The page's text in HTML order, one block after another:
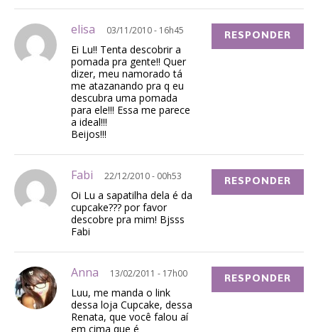
elisa 03/11/2010 - 16h45
Ei Lu!! Tenta descobrir a
pomada pra gente!! Quer
dizer, meu namorado tá
me atazanando pra q eu
descubra uma pomada
para ele!!! Essa me parece
a ideal!!!
Beijos!!!
RESPONDER
Fabi 22/12/2010 - 00h53
Oi Lu a sapatilha dela é da
cupcake??? por favor
descobre pra mim! Bjsss
Fabi
RESPONDER
Anna 13/02/2011 - 17h00
Luu, me manda o link
dessa loja Cupcake, dessa
Renata, que você falou aí
em cima que é
RESPONDER